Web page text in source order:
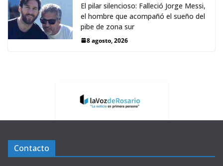
El pilar silencioso: Falleció Jorge Messi,
el hombre que acompañó el sueño del
pibe de zona sur
8 agosto, 2026
Contacto